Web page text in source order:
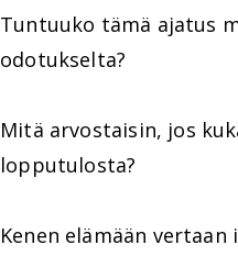
Tuntuuko tämä ajatus
odotukselta?
Mitä arvostaisin, jos
lopputulosta?
Kenen elämään